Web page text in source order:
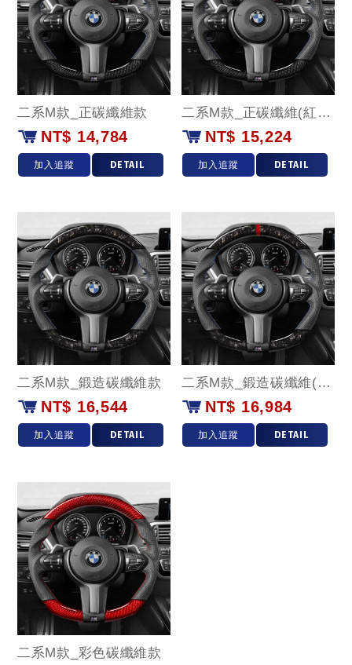
二系M款_正碳纖維款
NT$ 14,784
加入追蹤 DETAIL
二系M款_正碳纖維(紅環)款
NT$ 15,224
加入追蹤 DETAIL
二系M款_鍛造碳纖維款
NT$ 16,544
加入追蹤 DETAIL
二系M款_鍛造碳纖維(紅環)款
NT$ 16,984
加入追蹤 DETAIL
二系M款_彩色碳纖維款